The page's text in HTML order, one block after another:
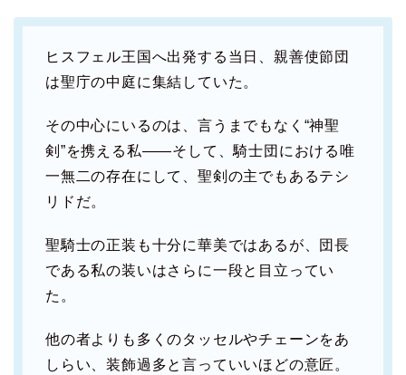
ヒスフェル王国へ出発する当日、親善使節団
は聖庁の中庭に集結していた。
その中心にいるのは、言うまでもなく“神聖
剣”を携える私――そして、騎士団における唯
一無二の存在にして、聖剣の主でもあるテシ
リドだ。
聖騎士の正装も十分に華美ではあるが、団長
である私の装いはさらに一段と目立ってい
た。
他の者よりも多くのタッセルやチェーンをあ
しらい、装飾過多と言っていいほどの意匠。